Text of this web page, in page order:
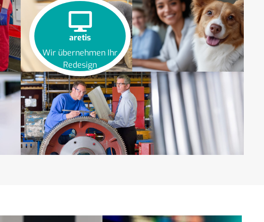
aretis
Wir übernehmen Ihr
Redesign